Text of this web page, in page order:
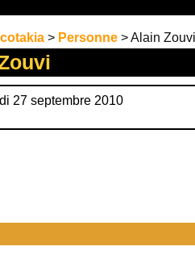
> Personne > Alain Zouvi
27 septembre 2010